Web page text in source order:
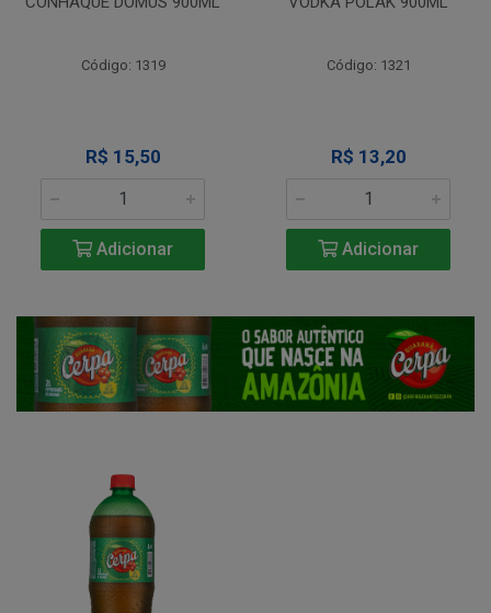
Código: 1319
R$ 15,50
Adicionar
Código: 1321
R$ 13,20
Adicionar